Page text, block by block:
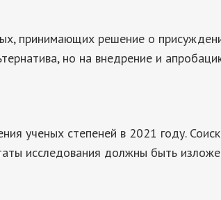
принимающих решение о
но на внедрение и
ученых степеней в 2021 году.
исследования должны быть